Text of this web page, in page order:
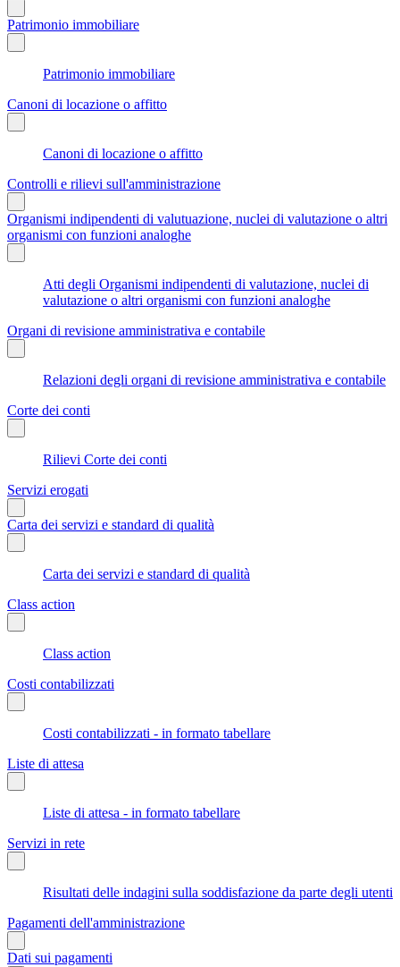
Patrimonio immobiliare
Patrimonio immobiliare
Canoni di locazione o affitto
Canoni di locazione o affitto
Controlli e rilievi sull'amministrazione
Organismi indipendenti di valutuazione, nuclei di valutazione o altri
organismi con funzioni analoghe
Atti degli Organismi indipendenti di valutazione, nuclei di
valutazione o altri organismi con funzioni analoghe
Organi di revisione amministrativa e contabile
Relazioni degli organi di revisione amministrativa e contabile
Corte dei conti
Rilievi Corte dei conti
Servizi erogati
Carta dei servizi e standard di qualità
Carta dei servizi e standard di qualità
Class action
Class action
Costi contabilizzati
Costi contabilizzati - in formato tabellare
Liste di attesa
Liste di attesa - in formato tabellare
Servizi in rete
Risultati delle indagini sulla soddisfazione da parte degli utenti
Pagamenti dell'amministrazione
Dati sui pagamenti